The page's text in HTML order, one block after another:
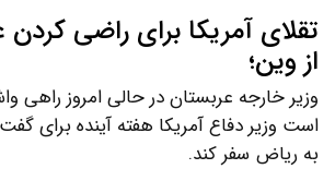
تقلای آمریکا برای راضی
از وین؛
وزیر خارجه عربستان در حالی امروز راهی
است وزیر دفاع آمریکا هفته آینده برای گفت
به ریاض سفر کند.